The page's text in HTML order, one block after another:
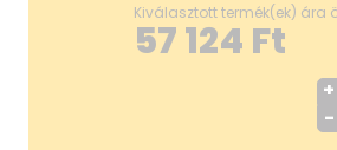
Kiválasztott termék(ek) ára
57 124 Ft
+
-